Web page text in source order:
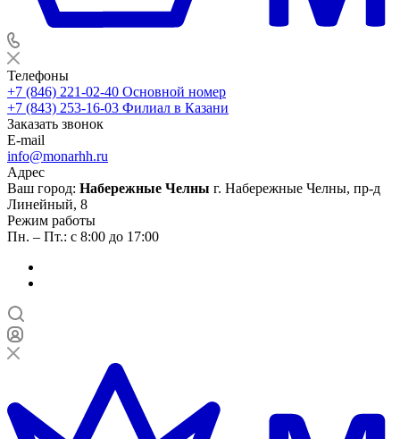
Телефоны
+7 (846) 221-02-40 Основной номер
+7 (843) 253-16-03 Филиал в Казани
Заказать звонок
E-mail
info@monarhh.ru
Адрес
Ваш город: Набережные Челны г. Набережные Челны, пр-д
Линейный, 8
Режим работы
Пн. – Пт.: с 8:00 до 17:00